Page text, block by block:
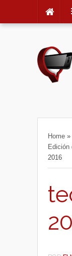
Home »
Edición
2016